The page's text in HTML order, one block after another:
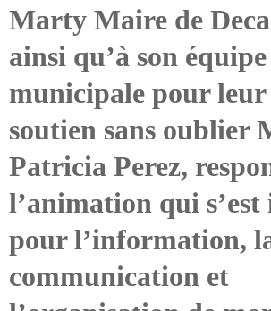
Marty Maire de
ainsi qu’à son équipe
municipale pour
soutien sans oublier
Patricia Perez,
l’animation qui s’est
pour l’information,
communication et